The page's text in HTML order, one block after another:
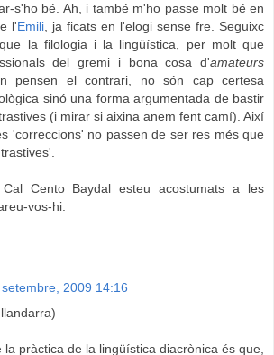
s'ho bé. Ah, i també m'ho passe molt bé en
l'Emili, ja ficats en l'elogi sense fre. Seguixc
la filologia i la lingüística, per molt que
del gremi i bona cosa d'amateurs
pensen el contrari, no són cap certesa
sinó una forma argumentada de bastir
(i mirar si aixina anem fent camí). Així
'correccions' no passen de ser res més que
Cento Baydal esteu acostumats a les
vos-hi.
2009 14:16
la pràctica de la lingüística diacrònica és que,